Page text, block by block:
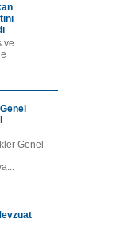
ve
Genel